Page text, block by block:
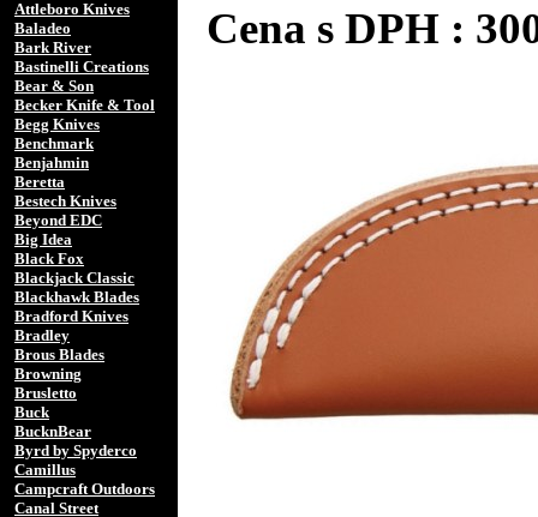
Attleboro Knives
Baladeo
Bark River
Bastinelli Creations
Bear & Son
Becker Knife & Tool
Begg Knives
Benchmark
Benjahmin
Beretta
Bestech Knives
Beyond EDC
Big Idea
Black Fox
Blackjack Classic
Blackhawk Blades
Bradford Knives
Bradley
Brous Blades
Browning
Brusletto
Buck
BucknBear
Byrd by Spyderco
Camillus
Campcraft Outdoors
Canal Street
Cena s DPH :